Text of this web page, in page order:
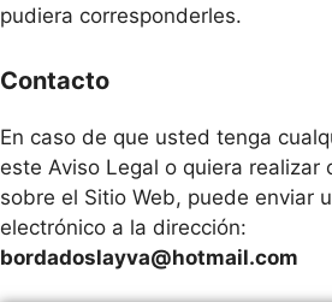
pudiera corresponderles.
Contacto
En caso de que usted tenga
este Aviso Legal o quiera realizar
sobre el Sitio Web, puede enviar
electrónico a la dirección:
bordadoslayva@hotmail.com